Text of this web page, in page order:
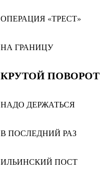
ОПЕРАЦИЯ «ТРЕСТ»
НА ГРАНИЦУ
КРУТОЙ ПОВОРОТ
НАДО ДЕРЖАТЬСЯ
В ПОСЛЕДНИЙ РАЗ
ИЛЬИНСКИЙ ПОСТ